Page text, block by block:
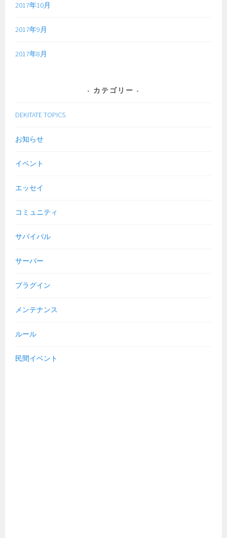
2017年10月
2017年9月
2017年8月
カテゴリー
DEKITATE TOPICS
お知らせ
イベント
エッセイ
コミュニティ
サバイバル
サーバー
プラグイン
メンテナンス
ルール
民間イベント